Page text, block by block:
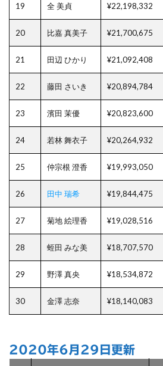
19 全 美貞 ¥22,198,332
20 比嘉 真美子 ¥21,700,675
21 田辺 ひかり ¥21,092,408
22 藤田 さいき ¥20,894,784
23 濱田 茉優 ¥20,823,600
24 若林 舞衣子 ¥20,264,932
25 仲宗根 澄香 ¥19,993,050
26 田中 瑞希 ¥19,844,475
27 菊地 絵理香 ¥19,028,516
28 蛭田 みな美 ¥18,707,570
29 野澤 真央 ¥18,534,872
30 金澤 志奈 ¥18,140,083
2020年6月29日更新